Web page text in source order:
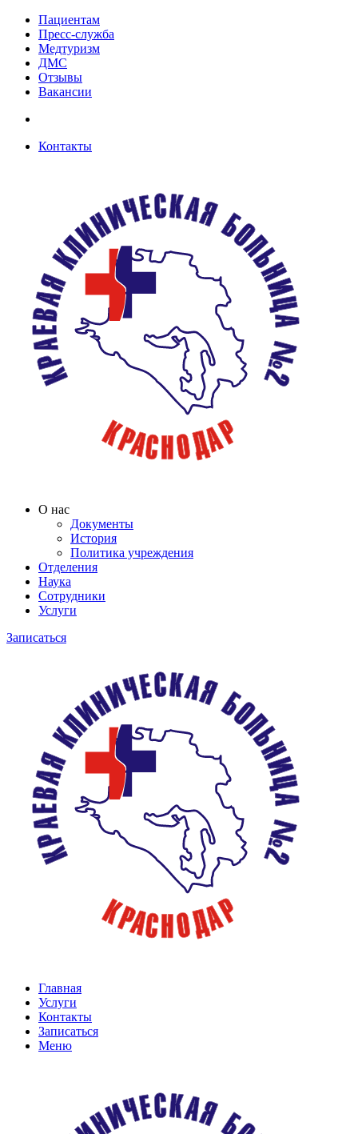
Пациентам
Пресс-служба
Медтуризм
ДМС
Отзывы
Вакансии
Контакты
О нас
Документы
История
Политика учреждения
Отделения
Наука
Сотрудники
Услуги
Записаться
Главная
Услуги
Контакты
Записаться
Меню